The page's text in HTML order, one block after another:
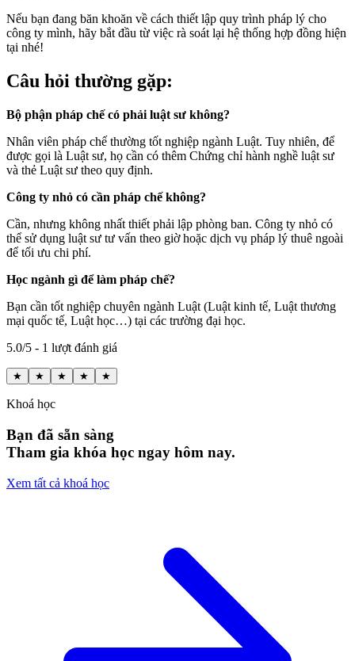
Nếu bạn đang băn khoăn về cách thiết lập quy trình pháp lý cho
công ty mình, hãy bắt đầu từ việc rà soát lại hệ thống hợp đồng hiện
tại nhé!
Câu hỏi thường gặp:
Bộ phận pháp chế có phải luật sư không?
Nhân viên pháp chế thường tốt nghiệp ngành Luật. Tuy nhiên, để
được gọi là Luật sư, họ cần có thêm Chứng chỉ hành nghề luật sư
và thẻ Luật sư theo quy định.
Công ty nhỏ có cần pháp chế không?
Cần, nhưng không nhất thiết phải lập phòng ban. Công ty nhỏ có
thể sử dụng luật sư tư vấn theo giờ hoặc dịch vụ pháp lý thuê ngoài
để tối ưu chi phí.
Học ngành gì để làm pháp chế?
Bạn cần tốt nghiệp chuyên ngành Luật (Luật kinh tế, Luật thương
mại quốc tế, Luật học…) tại các trường đại học.
5.0/5 - 1 lượt đánh giá
★ ★ ★ ★ ★
Khoá học
Bạn đã sẵn sàng
Tham gia khóa học ngay hôm nay.
Xem tất cả khoá học